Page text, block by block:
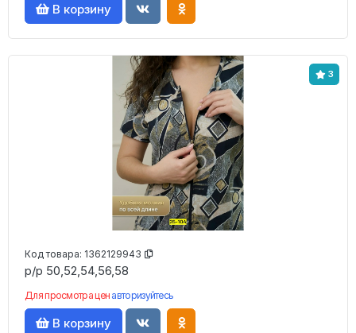
В корзину
3
Код товара: 1362129943
р/р 50,52,54,56,58
Для просмотра цен авторизуйтесь
В корзину